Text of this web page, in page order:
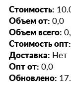
Стоимость:
Объем от: 0,0
Объем всего:
Стоимость опт:
Доставка: Нет
Опт от: 0,0
Обновлено: